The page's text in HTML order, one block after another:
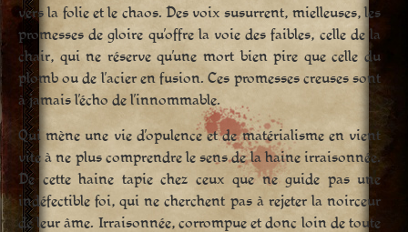
vers la folie et le chaos. Des voix susurrent, mielleuses, les
promesses de gloire qu’offre la voie des faibles, celle de la
chair, qui ne réserve qu’une mort bien pire que celle du
plomb ou de l’acier en fusion. Ces promesses creuses sont
à jamais l’écho de l’innommable.
Qui mène une vie d’opulence et de matérialisme en vient
vite à ne plus comprendre le sens de la haine irraisonnée.
De cette haine tapie chez ceux que ne guide pas une
indéfectible foi, qui ne cherchent pas à rejeter la noirceur
de leur âme. Irraisonnée, corrompue et donc loin de toute